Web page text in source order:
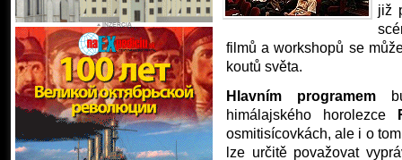
již
filmů a workshopů se
koutů světa.
Hlavním programem
himálajského horolezce
osmitisícovkách, ale i o
lze určitě považovat